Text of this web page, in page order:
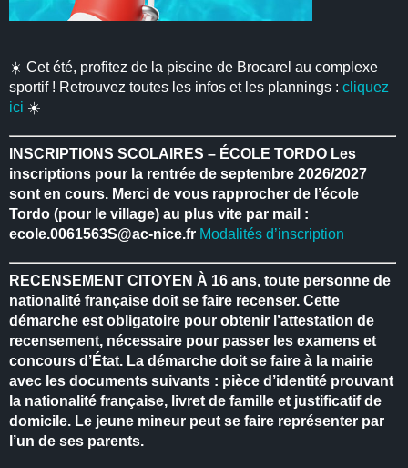
☀️ Cet été, profitez de la piscine de Brocarel au complexe
sportif ! Retrouvez toutes les infos et les plannings :cliquez
ici ☀️
INSCRIPTIONS SCOLAIRES – ÉCOLE TORDO Les
inscriptions pour la rentrée de septembre 2026/2027
sont en cours. Merci de vous rapprocher de l’école
Tordo (pour le village) au plus vite par mail :
ecole.0061563S@ac-nice.fr Modalités d’inscription
RECENSEMENT CITOYEN À 16 ans, toute personne de
nationalité française doit se faire recenser. Cette
démarche est obligatoire pour obtenir l’attestation de
recensement, nécessaire pour passer les examens et
concours d’État. La démarche doit se faire à la mairie
avec les documents suivants : pièce d’identité prouvant
la nationalité française, livret de famille et justificatif de
domicile. Le jeune mineur peut se faire représenter par
l’un de ses parents.